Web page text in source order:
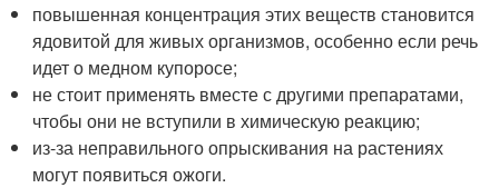
повышенная концентрация этих веществ становится
ядовитой для живых организмов, особенно если речь
идет о медном купоросе;
не стоит применять вместе с другими препаратами,
чтобы они не вступили в химическую реакцию;
из-за неправильного опрыскивания на растениях
могут появиться ожоги.